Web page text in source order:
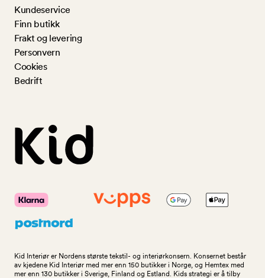
Kundeservice
Finn butikk
Frakt og levering
Personvern
Cookies
Bedrift
Kid Interiør er Nordens største tekstil- og interiørkonsern. Konsernet består
av kjedene Kid Interiør med mer enn 150 butikker i Norge, og Hemtex med
mer enn 130 butikker i Sverige, Finland og Estland. Kids strategi er å tilby